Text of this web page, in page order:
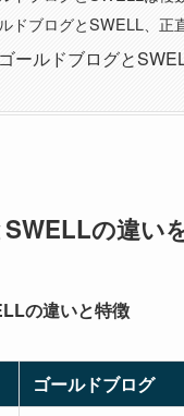
ドブログとSWELL、正
ールドブログと
の違い
の違いと特徴
ゴールドブログ